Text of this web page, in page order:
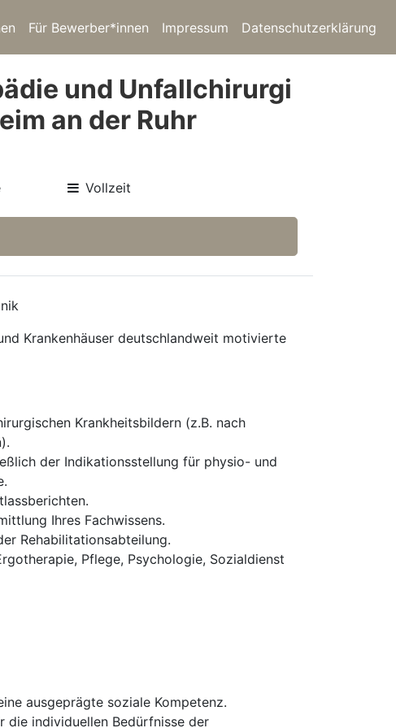
Für Bewerber*innen Impressum Datenschutzerklärung
und Unfallchirurgi
an der Ruhr
Vollzeit
Krankenhäuser deutschlandweit motivierte
Krankheitsbildern (z.B. nach
der Indikationsstellung für physio- und
Ihres Fachwissens.
Rehabilitationsabteilung.
Pflege, Psychologie, Sozialdienst
ausgeprägte soziale Kompetenz.
die individuellen Bedürfnisse der